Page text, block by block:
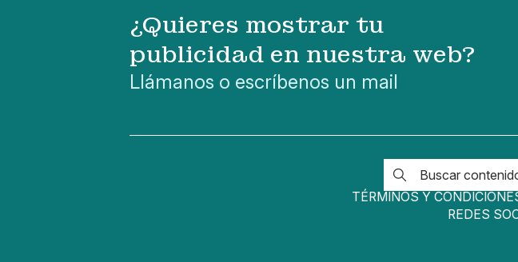
¿Quieres mostrar tu
publicidad en nuestra web?
Llámanos o escríbenos un mail
TÉRMINOS Y
REDES